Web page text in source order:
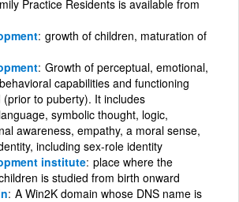
Practice Residents is available from
growth of children, maturation of
Growth of perceptual, emotional,
capabilities and functioning
to puberty). It includes
symbolic thought, logic,
awareness, empathy, a moral sense,
including sex-role identity
institute place where the
is studied from birth onward
A Win2K domain whose DNS name is